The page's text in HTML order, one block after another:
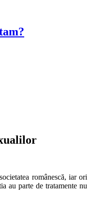
românescă, iar ori
au parte de tratamente nu